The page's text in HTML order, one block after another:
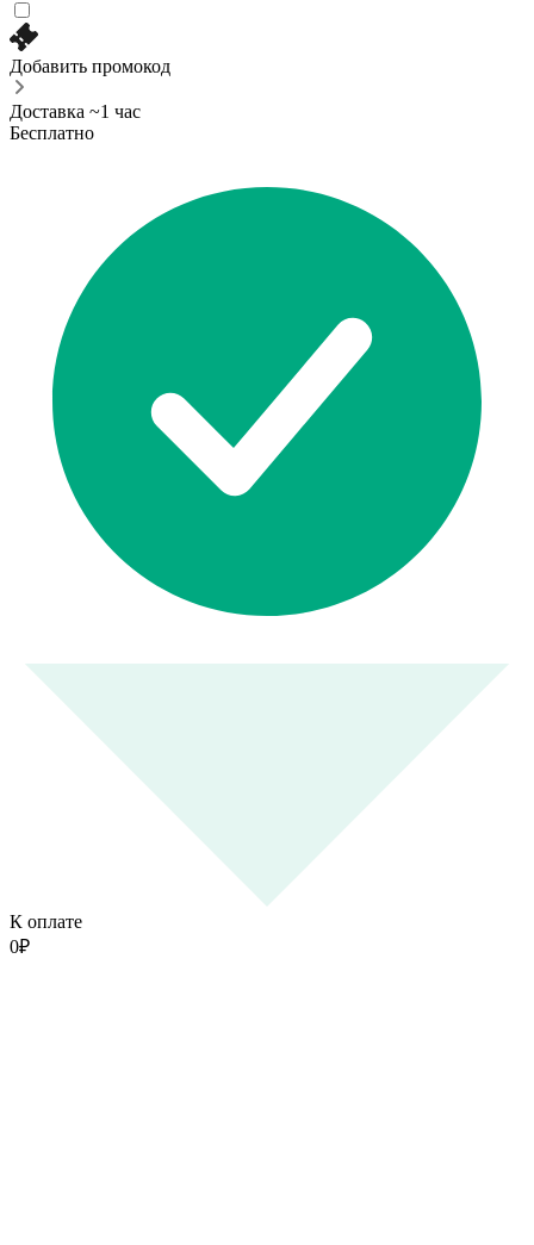
Добавить промокод
Доставка ~1 час
Бесплатно
К оплате
0₽